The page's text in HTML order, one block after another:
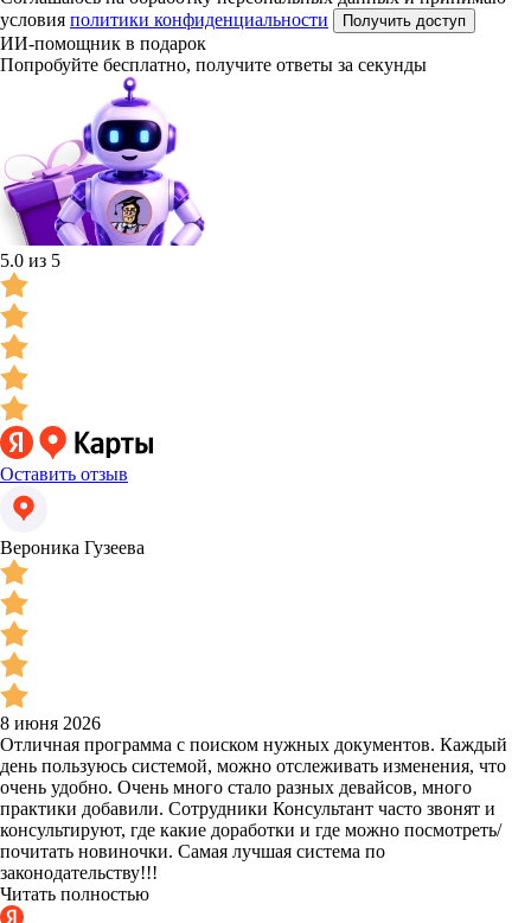
условия политики конфиденциальности Получить доступ
ИИ-помощник в подарок
Попробуйте бесплатно, получите ответы за секунды
5.0 из 5
Оставить отзыв
Вероника Гузеева
8 июня 2026
Отличная программа с поиском нужных документов. Каждый
день пользуюсь системой, можно отслеживать изменения, что
очень удобно. Очень много стало разных девайсов, много
практики добавили. Сотрудники Консультант часто звонят и
консультируют, где какие доработки и где можно посмотреть/
почитать новиночки. Самая лучшая система по
законодательству!!!
Читать полностью